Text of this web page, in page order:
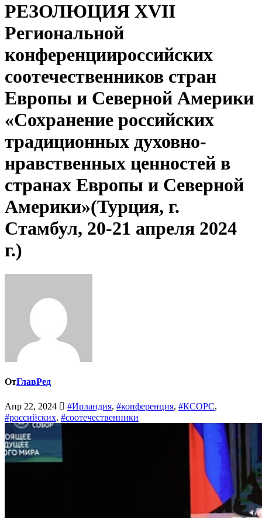
РЕЗОЛЮЦИЯ XVII
Региональной
конференциироссийских
соотечественников стран
Европы и Северной Америки
«Сохранение российских
традиционных духовно-
нравственных ценностей в
странах Европы и Северной
Америки»(Турция, г.
Стамбул, 20-21 апреля 2024
г.)
ОтГлавРед
Апр 22, 2024 #Ирландия, #конференция, #КСОРС,
#российских, #соотечественники